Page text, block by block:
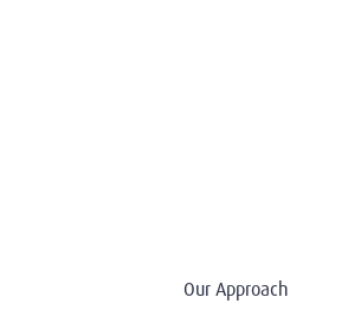
Our Approach